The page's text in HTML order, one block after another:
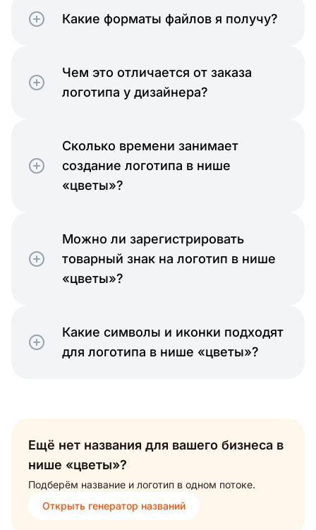
Какие форматы файлов я получу?
Чем это отличается от заказа
логотипа у дизайнера?
Сколько времени занимает
создание логотипа в нише
«цветы»?
Можно ли зарегистрировать
товарный знак на логотип в нише
«цветы»?
Какие символы и иконки подходят
для логотипа в нише «цветы»?
Ещё нет названия для вашего бизнеса в
нише «цветы»?
Подберём название и логотип в одном потоке.
Открыть генератор названий